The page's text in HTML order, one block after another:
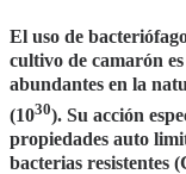
El uso de
cultivo de camarón
abundantes en la
(1030). Su acción
propiedades auto
bacterias resistentes